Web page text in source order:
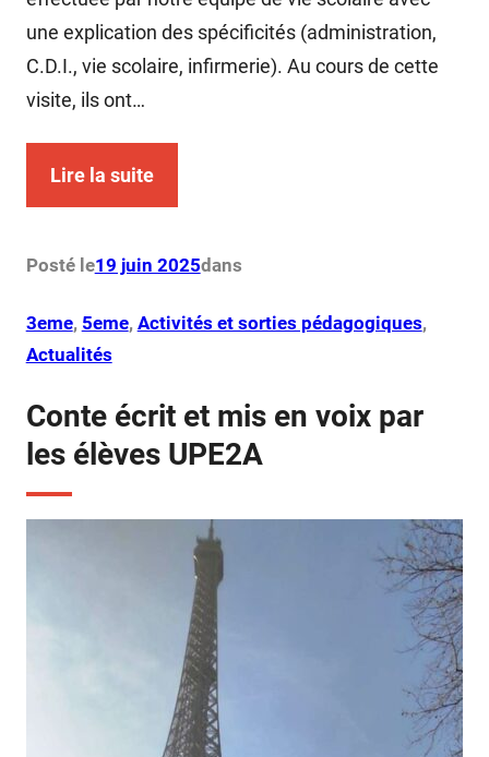
une explication des spécificités (administration,
C.D.I., vie scolaire, infirmerie). Au cours de cette
visite, ils ont…
Lire la suite
Posté le19 juin 2025dans
3eme, 5eme, Activités et sorties pédagogiques
Actualités
Conte écrit et mis en voix par
les élèves UPE2A